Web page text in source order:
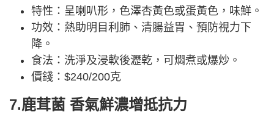
特性：呈喇叭形，色澤杏黃色或蛋黃色，味鮮。
功效：熱助明目利肺、清腸益胃、預防視力下
降。
食法：洗淨及浸軟後瀝乾，可燜煮或爆炒。
價錢：$240/200克
7.鹿茸菌 香氣鮮濃增抵抗力